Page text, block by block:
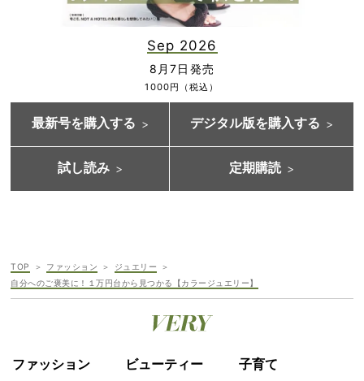
Sep 2026
8月7日発売
1000円（税込）
最新号を購入する デジタル版を購入する
試し読み 定期購読
TOP ファッション
ジュエリー
自分へのご褒美に！１万円台から見つかる【カラージュエリー】
ファッション ビューティー 子育て